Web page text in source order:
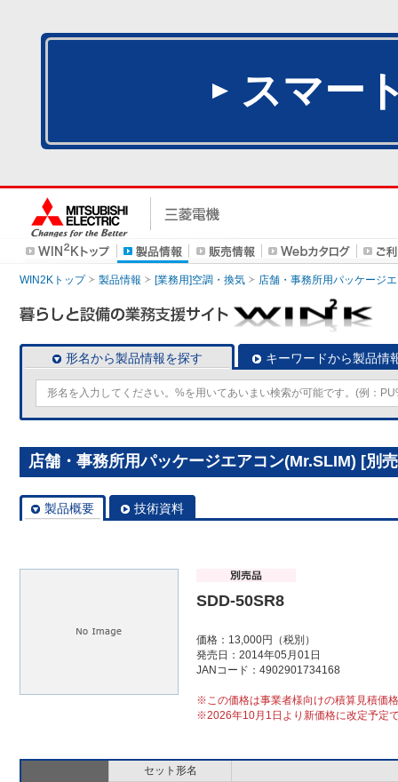
スマー
WIN2Kトップ 製品情報 [業務用]空調・換気 店舗・事務所用パッケージ
形名から製品情報を探す キーワードから製品情
店舗・事務所用パッケージエアコン(Mr.SLIM) [別
製品概要 技術資料
SDD-50SR8
価格：13,000円（税別）
発売日：2014年05月01日
JANコード：4902901734168
※この価格は事業者様向けの積算見積価
※2026年10月1日より新価格に改定予定
セット形名